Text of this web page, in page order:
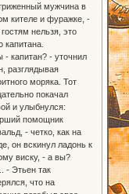
мужчина в
кителе и фуражке, -
нельзя, это
капитана.
- капитан? - уточнил
разглядывая
моряка. Тот
покачал
и улыбнулся:
помощник
- четко, как на
он вскинул ладонь к
виску, - а вы?
- Этьен так
что на